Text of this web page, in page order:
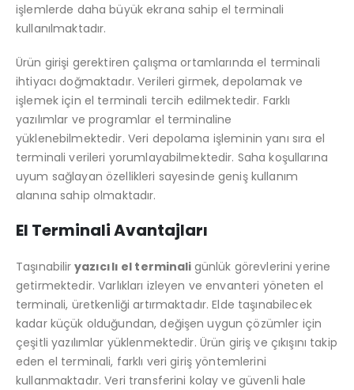
işlemlerde daha büyük ekrana sahip el terminali
kullanılmaktadır.
Ürün girişi gerektiren çalışma ortamlarında el terminali
ihtiyacı doğmaktadır. Verileri girmek, depolamak ve
işlemek için el terminali tercih edilmektedir. Farklı
yazılımlar ve programlar el terminaline
yüklenebilmektedir. Veri depolama işleminin yanı sıra el
terminali verileri yorumlayabilmektedir. Saha koşullarına
uyum sağlayan özellikleri sayesinde geniş kullanım
alanına sahip olmaktadır.
El Terminali Avantajları
Taşınabilir yazıcılı el terminali günlük görevlerini yerine
getirmektedir. Varlıkları izleyen ve envanteri yöneten el
terminali, üretkenliği artırmaktadır. Elde taşınabilecek
kadar küçük olduğundan, değişen uygun çözümler için
çeşitli yazılımlar yüklenmektedir. Ürün giriş ve çıkışını takip
eden el terminali, farklı veri giriş yöntemlerini
kullanmaktadır. Veri transferini kolay ve güvenli hale